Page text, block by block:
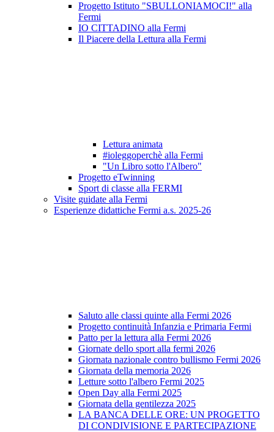
Progetto Istituto "SBULLONIAMOCI!" alla
Fermi
IO CITTADINO alla Fermi
Il Piacere della Lettura alla Fermi
Lettura animata
#ioleggoperchè alla Fermi
"Un Libro sotto l'Albero"
Progetto eTwinning
Sport di classe alla FERMI
Visite guidate alla Fermi
Esperienze didattiche Fermi a.s. 2025-26
Saluto alle classi quinte alla Fermi 2026
Progetto continuità Infanzia e Primaria Fermi
Patto per la lettura alla Fermi 2026
Giornate dello sport alla fermi 2026
Giornata nazionale contro bullismo Fermi 2026
Giornata della memoria 2026
Letture sotto l'albero Fermi 2025
Open Day alla Fermi 2025
Giornata della gentilezza 2025
LA BANCA DELLE ORE: UN PROGETTO
DI CONDIVISIONE E PARTECIPAZIONE